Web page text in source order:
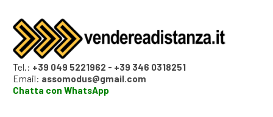
Tel.: +39 049 5221962 - +39 346 0318251
Email: assomodus@gmail.com
Chatta con WhatsApp